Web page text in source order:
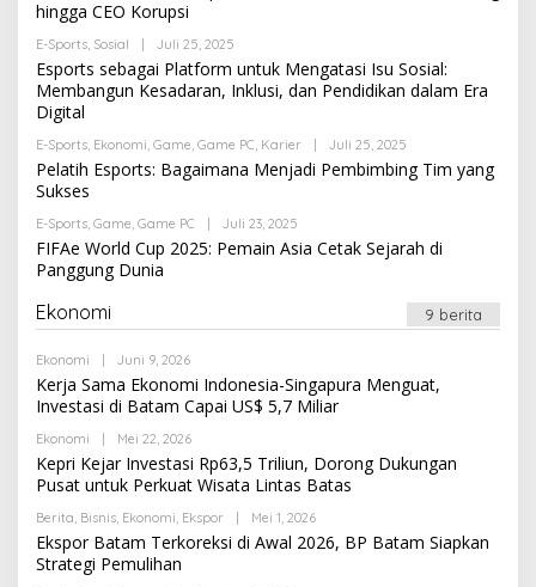
hingga CEO Korupsi
E-Sports, Sosial Juli 25, 2025
Newssportsaz_0q4zf1
Esports sebagai Platform untuk Mengatasi Isu Sosial:
Membangun Kesadaran, Inklusi, dan Pendidikan dalam Era
Digital
E-Sports, Ekonomi, Game, Game PC, Karier Juli 25, 2025
Pelatih Esports: Bagaimana Menjadi Pembimbing Tim yang
Sukses
E-Sports, Game, Game PC Juli 23, 2025
Newssportsaz_0q4zf1
FIFAe World Cup 2025: Pemain Asia Cetak Sejarah di
Panggung Dunia
Ekonomi 9 berita
Ekonomi Juni 9, 2026Oleh
Newssportsaz_0q4zf1
Kerja Sama Ekonomi Indonesia-Singapura Menguat,
Investasi di Batam Capai US$ 5,7 Miliar
Ekonomi Mei 22, 2026Oleh
Newssportsaz_0q4zf1
Kepri Kejar Investasi Rp63,5 Triliun, Dorong Dukungan
Pusat untuk Perkuat Wisata Lintas Batas
Berita, Bisnis, Ekonomi, Ekspor Mei 1, 2026Oleh
Ekspor Batam Terkoreksi di Awal 2026, BP Batam Siapkan
Strategi Pemulihan